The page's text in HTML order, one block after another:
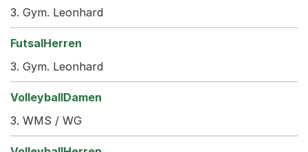
3. Gym. Leonhard
3. Gym. Leonhard
3. WMS / WG